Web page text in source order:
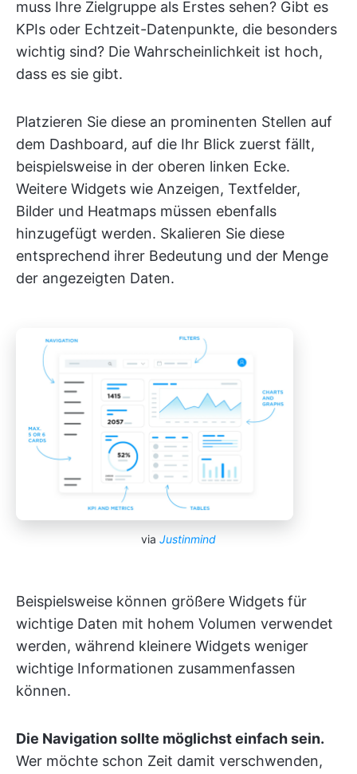
muss Ihre Zielgruppe als Erstes sehen? Gibt es
KPIs oder Echtzeit-Datenpunkte, die besonders
wichtig sind? Die Wahrscheinlichkeit ist hoch,
dass es sie gibt.
Platzieren Sie diese an prominenten Stellen auf
dem Dashboard, auf die Ihr Blick zuerst fällt,
beispielsweise in der oberen linken Ecke.
Weitere Widgets wie Anzeigen, Textfelder,
Bilder und Heatmaps müssen ebenfalls
hinzugefügt werden. Skalieren Sie diese
entsprechend ihrer Bedeutung und der Menge
der angezeigten Daten.
via Justinmind
Beispielsweise können größere Widgets für
wichtige Daten mit hohem Volumen verwendet
werden, während kleinere Widgets weniger
wichtige Informationen zusammenfassen
können.
Die Navigation sollte möglichst einfach sein.
Wer möchte schon Zeit damit verschwenden,